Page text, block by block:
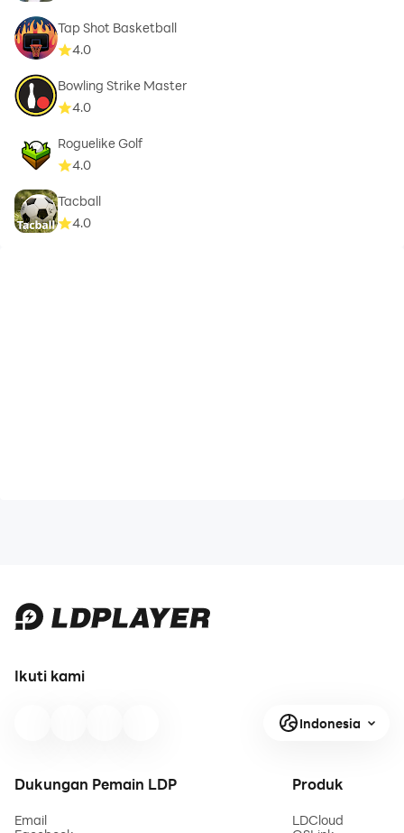
Tap Shot Basketball
4.0
Bowling Strike Master
4.0
Roguelike Golf
4.0
Tacball
4.0
Ikuti kami
Indonesia
Dukungan Pemain LDP
Email
Produk
LDCloud